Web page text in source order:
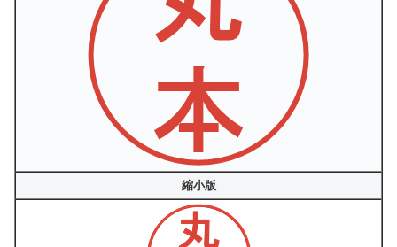
縮小版